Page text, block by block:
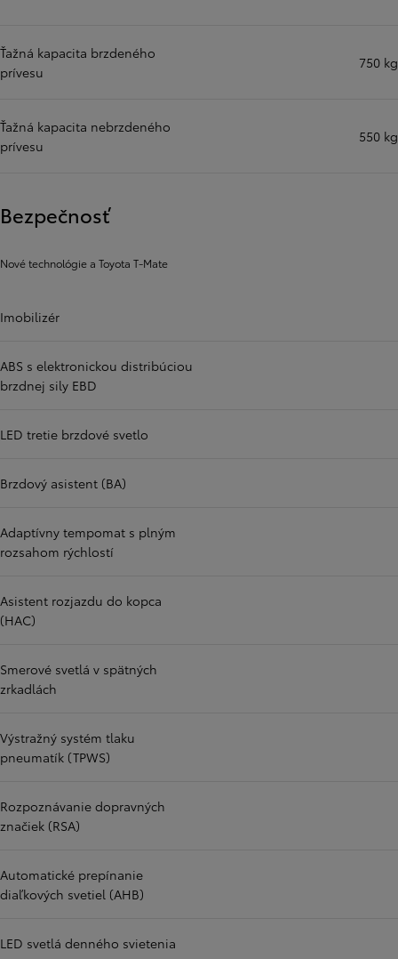
Ťažná kapacita brzdeného
prívesu
750 kg
Ťažná kapacita nebrzdeného
prívesu
550 kg
Bezpečnosť
Nové technológie a Toyota T-Mate
Imobilizér
ABS s elektronickou distribúciou
brzdnej sily EBD
LED tretie brzdové svetlo
Brzdový asistent (BA)
Adaptívny tempomat s plným
rozsahom rýchlostí
Asistent rozjazdu do kopca
(HAC)
Smerové svetlá v spätných
zrkadlách
Výstražný systém tlaku
pneumatík (TPWS)
Rozpoznávanie dopravných
značiek (RSA)
Automatické prepínanie
diaľkových svetiel (AHB)
LED svetlá denného svietenia